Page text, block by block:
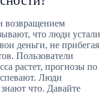
возвращением
что люди устали
деньги, не прибегая
Пользователи
растет, прогнозы по
Люди
что. Давайте